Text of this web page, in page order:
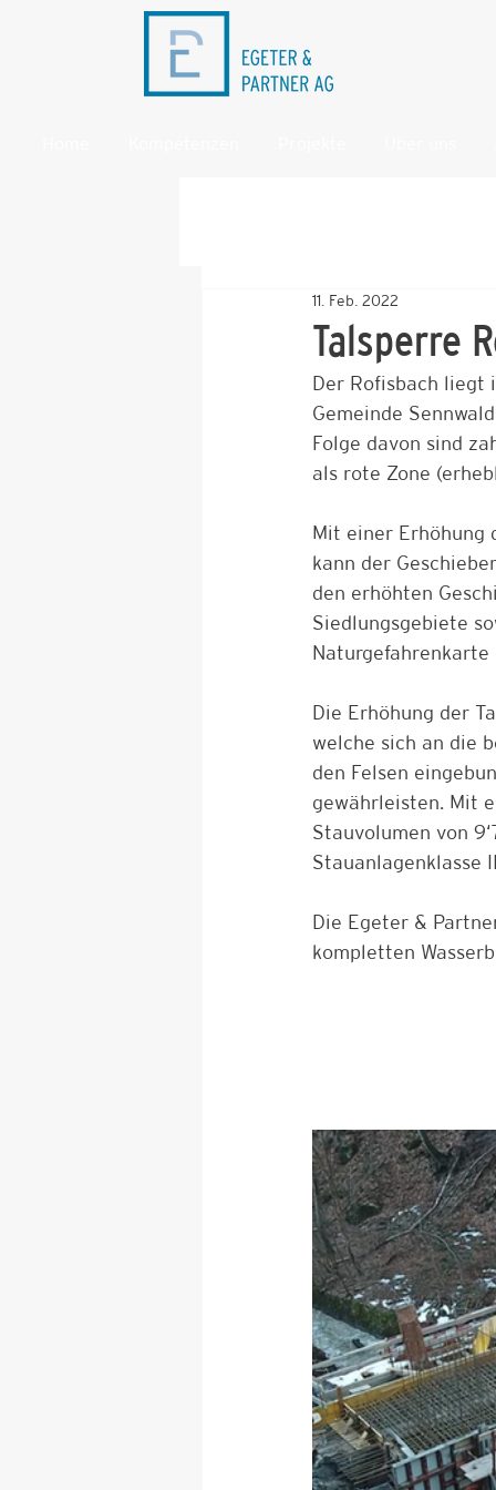
Talsperre
11. Feb. 2022
Der Rofisbach liegt
Gemeinde
Folge davon sind
als rote Zone
Mit einer Erhöhung
kann der
den erhöhten
Siedlungsgebiete
Naturgefahrenkarte
Die Erhöhung der
welche sich an die
den Felsen
gewährleisten. Mit
Stauvolumen von
Stauanlagenklasse
Die Egeter &
kompletten